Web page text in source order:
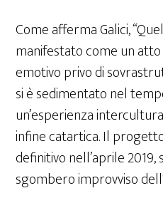
Come afferma Galici,
manifestato come un
emotivo privo di
si è sedimentato nel
un’esperienza
infine catartica. Il
definitivo nell’aprile
sgombero improvviso